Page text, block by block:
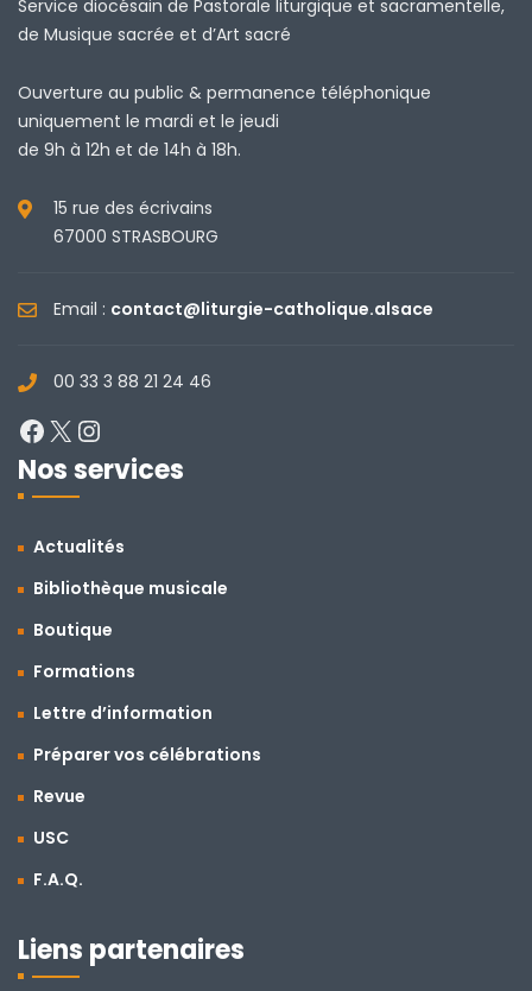
Service diocésain de Pastorale liturgique et sacramentelle,
de Musique sacrée et d’Art sacré
Ouverture au public & permanence téléphonique
uniquement le mardi et le jeudi
de 9h à 12h et de 14h à 18h.
15 rue des écrivains
67000 STRASBOURG
Email : contact@liturgie-catholique.alsace
00 33 3 88 21 24 46
Facebook
X
Nos services
Actualités
Bibliothèque musicale
Boutique
Formations
Lettre d’information
Préparer vos célébrations
Revue
USC
F.A.Q.
Liens partenaires